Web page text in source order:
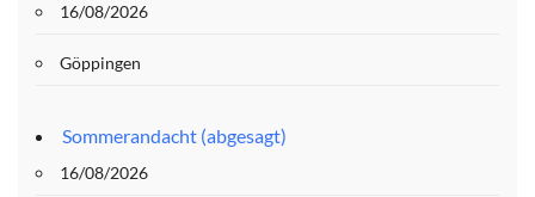
16/08/2026
Göppingen
Sommerandacht (abgesagt)
16/08/2026